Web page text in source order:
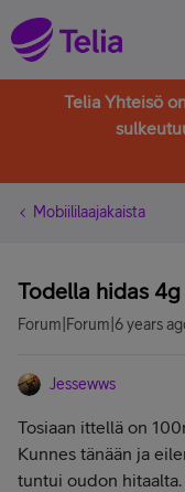
Telia Yhteisö
Mobiililaajakaista
Todella hidas
Forum|Forum|6 years
Jessewws
Tosiaan ittellä on
Kunnes tänään ja
tuntui oudon